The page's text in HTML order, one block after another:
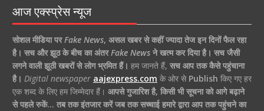
आज एक्स्प्रेस न्यूज
सोशल मीडिया परFake News, असल खबर से कहीं ज्यादा तेज इन दिनों फैल रहा
है। सच और झूठ के बीच का अंतरFake Newsने खत्म कर दिया है। सच जैसी
लगने वाली झूठी खबरों से लोग भ्रमित हैं। हम जानते हैं, सच आप तक कैसे पहुंचाना
है। Digital newspaper aajexpress.com के ओर से Publish किए गए हर
एक शब्द के लिए हम जिम्मेदार हैं। आपसे गुजारिश है, किसी भी सूचना को आगे बढ़ाने
से पहले रुकें… तब तक इंतजार करें जब तक सच्चाई हमारे द्वारा आप तक पहुंचने का